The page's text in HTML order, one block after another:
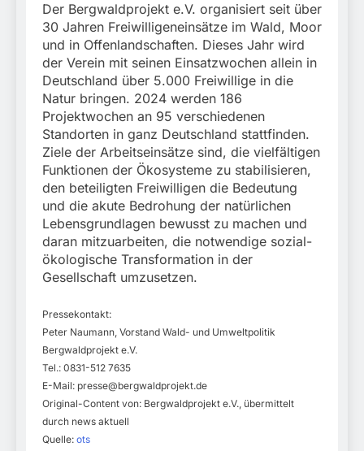
Der Bergwaldprojekt e.V. organisiert seit über
30 Jahren Freiwilligeneinsätze im Wald, Moor
und in Offenlandschaften. Dieses Jahr wird
der Verein mit seinen Einsatzwochen allein in
Deutschland über 5.000 Freiwillige in die
Natur bringen. 2024 werden 186
Projektwochen an 95 verschiedenen
Standorten in ganz Deutschland stattfinden.
Ziele der Arbeitseinsätze sind, die vielfältigen
Funktionen der Ökosysteme zu stabilisieren,
den beteiligten Freiwilligen die Bedeutung
und die akute Bedrohung der natürlichen
Lebensgrundlagen bewusst zu machen und
daran mitzuarbeiten, die notwendige sozial-
ökologische Transformation in der
Gesellschaft umzusetzen.
Pressekontakt:
Peter Naumann, Vorstand Wald- und Umweltpolitik
Bergwaldprojekt e.V.
Tel.: 0831-512 7635
E-Mail: presse@bergwaldprojekt.de
Original-Content von: Bergwaldprojekt e.V., übermittelt
durch news aktuell
Quelle: ots